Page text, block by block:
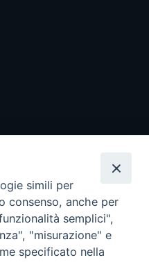
i diritti riservati - Vita
simili per
consenso, anche per
semplici",
"misurazione" e
specificato nella